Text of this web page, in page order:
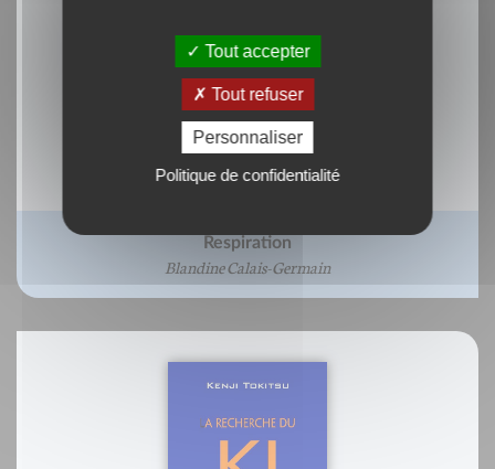
Respiration
Blandine Calais-Germain
Tout accepter
Tout refuser
Personnaliser
Politique de confidentialité